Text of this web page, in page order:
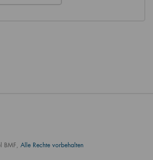
BMF, Alle Rechte vorbehalten